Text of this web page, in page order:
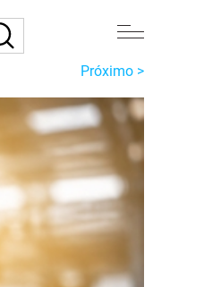
Próximo >